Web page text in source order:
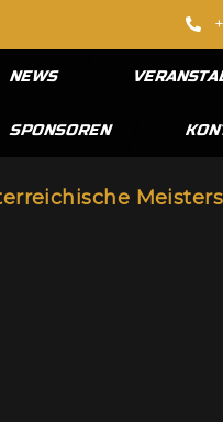
NEWS
SPONSOREN